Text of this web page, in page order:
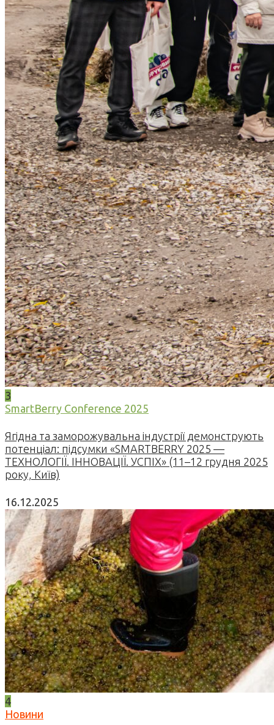
3
SmartBerry Conference 2025
Ягідна та заморожувальна індустрії демонструють
потенціал: підсумки «SMARTBERRY 2025 —
ТЕХНОЛОГІЇ. ІННОВАЦІЇ. УСПІХ» (11–12 грудня 2025
року, Київ)
16.12.2025
4
Новини